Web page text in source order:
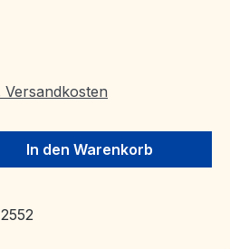
Gib den
In den Warenkorb